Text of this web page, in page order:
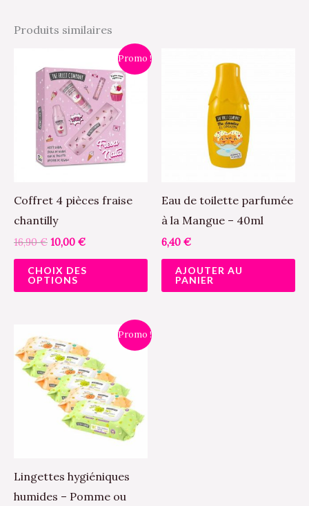
Produits similaires
Promo !
Coffret 4 pièces fraise
chantilly
16,90€
prix
initial
était :
16,90 €.
10,00 €
prix
actuel
est :
10,00 €.
CHOIX DES
OPTIONS
Ce
peuvent
être
choisies
sur
produit
Eau de toilette parfumée
à la Mangue – 40ml
6,40 €
AJOUTER AU
PANIER
Promo !
Lingettes hygiéniques
humides – Pomme ou
prix
initial
était :
4,90 €.
prix
actuel
est :
4,00 €.
Ce